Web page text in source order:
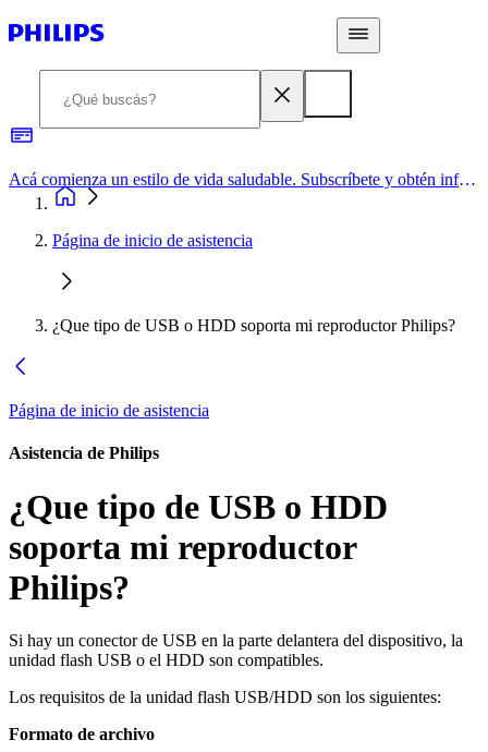
Acá comienza un estilo de vida saludable. Subscríbete y obtén información de primera mano
Página de inicio de asistencia
¿Que tipo de USB o HDD soporta mi reproductor Philips?
Página de inicio de asistencia
Asistencia de Philips
¿Que tipo de USB o HDD
soporta mi reproductor
Philips?
Si hay un conector de USB en la parte delantera del dispositivo, la
unidad flash USB o el HDD son compatibles.
Los requisitos de la unidad flash USB/HDD son los siguientes:
Formato de archivo